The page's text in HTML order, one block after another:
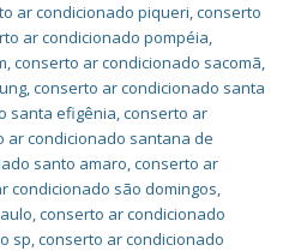
ar condicionado piqueri,conserto
ar condicionado pompéia,
,conserto ar condicionado sacomã,
,conserto ar condicionado santa
santa efigênia,conserto ar
ar condicionado santana de
santo amaro,conserto ar
condicionado são domingos,
,conserto ar condicionado
sp,conserto ar condicionado